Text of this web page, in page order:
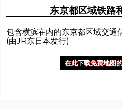
东京都区域铁路
包含横滨在内的东京都区域交通
(由JR东日本发行)
在此下载免费地图